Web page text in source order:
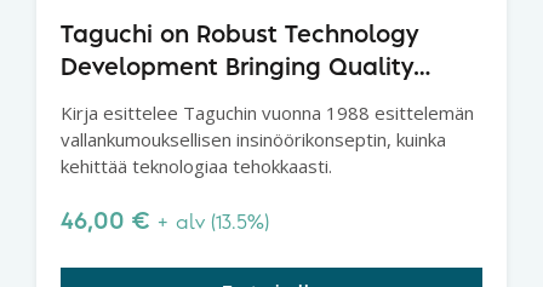
Taguchi on Robust Technology
Development Bringing Quality
Kirja esittelee Taguchin vuonna 1988 esittelemän
vallankumouksellisen insinöörikonseptin, kuinka
kehittää teknologiaa tehokkaasti.
46,00 € + alv (13.5%)